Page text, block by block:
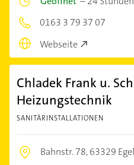
0163 3 79 37 07
Webseite
Chladek Frank u.
Heizungstechnik
SANITÄRINSTALLATIONEN
Bahnstr. 78,63329